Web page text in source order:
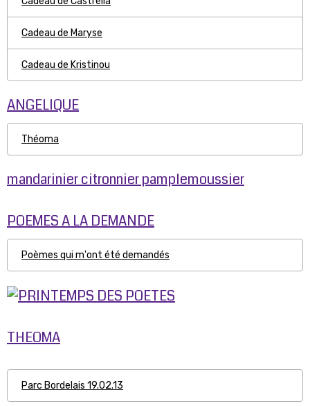
Cadeau de Maryse
Cadeau de Kristinou
ANGELIQUE
Théoma
mandarinier citronnier pamplemoussier
POEMES A LA DEMANDE
Poèmes qui m'ont été demandés
THEOMA
Parc Bordelais 19.02.13